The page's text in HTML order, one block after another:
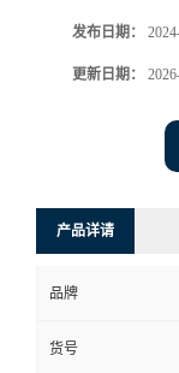
发布日期：
更新日期：
产品详请
品牌
货号